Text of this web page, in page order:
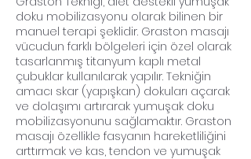
Ağrısız Bir Hayat Mümkün !
doku mobilizasyonu olarak bilinen bir
manuel terapi şeklidir. Graston masajı
vücudun farklı bölgeleri için özel olarak
tasarlanmış titanyum kaplı metal
çubuklar kullanılarak yapılır. Tekniğin
amacı skar (yapışkan) dokuları açarak
ve dolaşımı artırarak yumuşak doku
mobilizasyonunu sağlamaktır. Graston
masajı özellikle fasyanın hareketliliğini
arttırmak ve kas, tendon ve yumuşak